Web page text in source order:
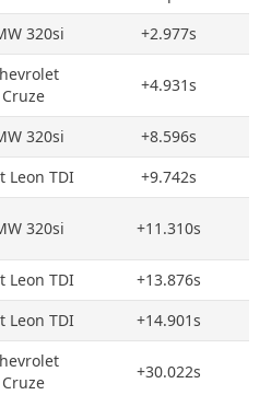
320si +2.977s
Cruze
+4.931s
320si
+8.596s
Leon TDI +9.742s
320si +11.310s
Leon TDI
+13.876s
Leon TDI +14.901s
Cruze
+30.022s